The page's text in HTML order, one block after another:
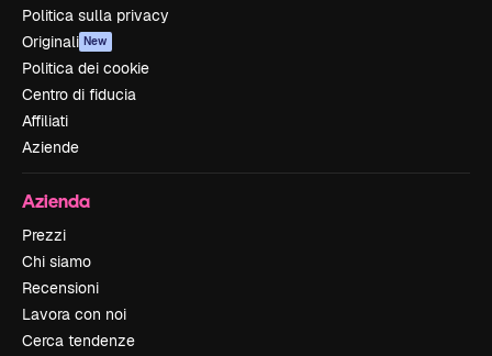
Politica sulla privacy
Originali New
Politica dei cookie
Centro di fiducia
Affiliati
Aziende
Azienda
Prezzi
Chi siamo
Recensioni
Lavora con noi
Cerca tendenze